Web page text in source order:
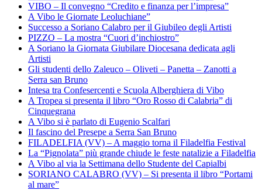
VIBO – Il convegno “Credito e finanza per l’impresa”
A Vibo le Giornate Leoluchiane”
Successo a Soriano Calabro per il Giubileo degli Artisti
PIZZO – La mostra “Cuori d’inchiostro”
A Soriano la Giornata Giubilare Diocesana dedicata agli
Artisti
Gli studenti dello Zaleuco – Oliveti – Panetta – Zanotti a
Serra san Bruno
Intesa tra Confesercenti e Scuola Alberghiera di Vibo
A Tropea si presenta il libro “Oro Rosso di Calabria” di
Cinquegrana
A Vibo si è parlato di Eugenio Scalfari
Il fascino del Presepe a Serra San Bruno
FILADELFIA (VV) – A maggio torna il Filadelfia Festival
La “Pignolata” più grande chiude le feste natalizie a Filadelfia
A Vibo al via la Settimana dello Studente del Capialbi
SORIANO CALABRO (VV) – Si presenta il libro “Portami
al mare”